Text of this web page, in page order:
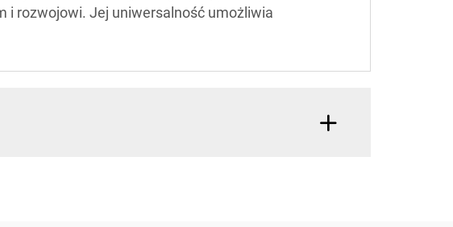
i rozwojowi. Jej uniwersalność umożliwia